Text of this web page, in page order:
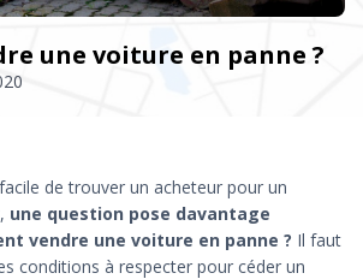
une voiture en panne ?
de trouver un acheteur pour un
une question pose davantage
vendre une voiture en panne ? Il faut
conditions à respecter pour céder un